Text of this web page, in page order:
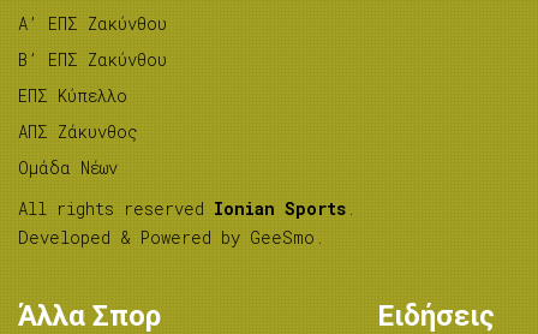
A’ ΕΠΣ Ζακύνθου
B’ ΕΠΣ Ζακύνθου
ΕΠΣ Κύπελλο
ΑΠΣ Ζάκυνθος
Ομάδα Νέων
All rights reserved Ionian Sports
Developed & Powered by GeeSmo
Άλλα Σπορ Ειδήσεις